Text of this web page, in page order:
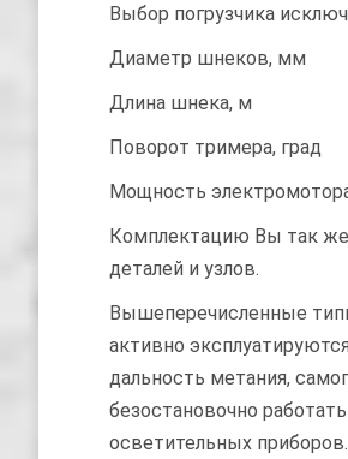
Выбор погрузчика
Диаметр
Длина
Поворот
Мощность
Комплектацию Вы так же
деталей и узлов.
Вышеперечисленные
активно
дальность метания,
безостановочно
осветительных приборов.